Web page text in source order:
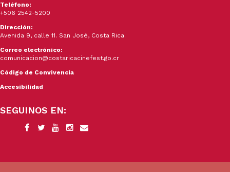
Teléfono:
+506 2542-5200
Dirección:
Avenida 9, calle 11. San José, Costa Rica.
Correo electrónico:
comunicacion@costaricacinefest.go.cr
Código de Convivencia
Accesibilidad
SEGUINOS EN: